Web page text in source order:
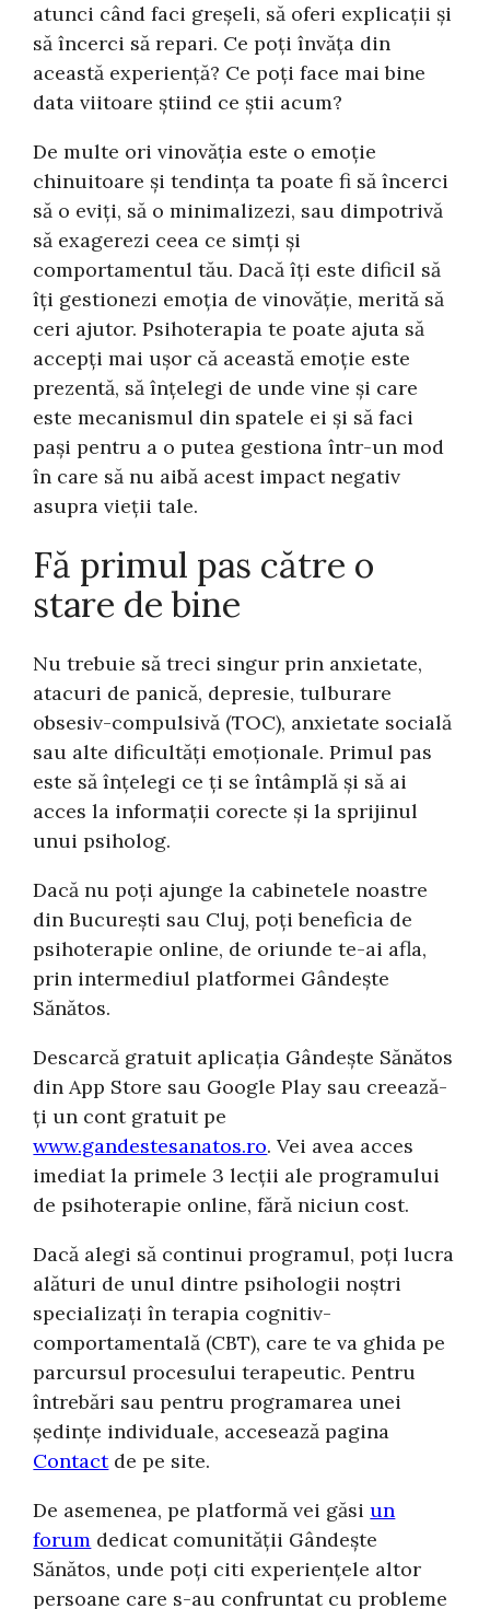
atunci când faci greșeli, să oferi explicații și
să încerci să repari. Ce poți învăța din
această experiență? Ce poți face mai bine
data viitoare știind ce știi acum?
De multe ori vinovăția este o emoție
chinuitoare și tendința ta poate fi să încerci
să o eviți, să o minimalizezi, sau dimpotrivă
să exagerezi ceea ce simți și
comportamentul tău. Dacă îți este dificil să
îți gestionezi emoția de vinovăție, merită să
ceri ajutor. Psihoterapia te poate ajuta să
accepți mai ușor că această emoție este
prezentă, să înțelegi de unde vine și care
este mecanismul din spatele ei și să faci
pași pentru a o putea gestiona într-un mod
în care să nu aibă acest impact negativ
asupra vieții tale.
Fă primul pas către o
stare de bine
Nu trebuie să treci singur prin anxietate,
atacuri de panică, depresie, tulburare
obsesiv-compulsivă (TOC), anxietate socială
sau alte dificultăți emoționale. Primul pas
este să înțelegi ce ți se întâmplă și să ai
acces la informații corecte și la sprijinul
unui psiholog.
Dacă nu poți ajunge la cabinetele noastre
din București sau Cluj, poți beneficia de
psihoterapie online, de oriunde te-ai afla,
prin intermediul platformei Gândește
Sănătos.
Descarcă gratuit aplicația Gândește Sănătos
din App Store sau Google Play sau creează-
ți un cont gratuit pe
www.gandestesanatos.ro. Vei avea acces
imediat la primele 3 lecții ale programului
de psihoterapie online, fără niciun cost.
Dacă alegi să continui programul, poți lucra
alături de unul dintre psihologii noștri
specializați în terapia cognitiv-
comportamentală (CBT), care te va ghida pe
parcursul procesului terapeutic. Pentru
întrebări sau pentru programarea unei
ședințe individuale, accesează pagina
Contactde pe site.
De asemenea, pe platformă vei găsiun
forum dedicat comunității Gândește
Sănătos, unde poți citi experiențele altor
persoane care s-au confruntat cu probleme